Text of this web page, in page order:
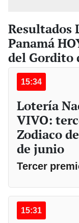
Resultados
Panamá
del Gordito
15:34
Lotería
VIVO:
Zodiaco
de junio
Tercer
15:31